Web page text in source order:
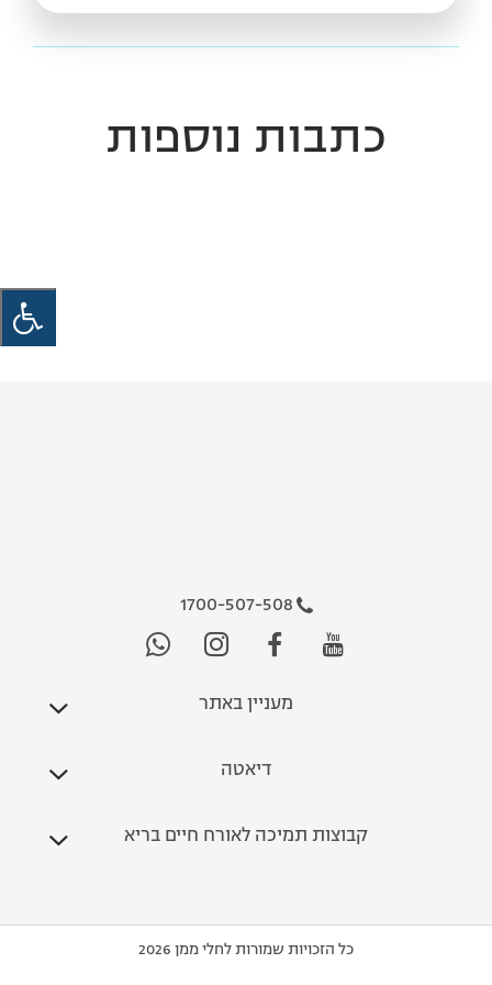
כתבות נוספות
1700-507-508
מעניין באתר
דיאטה
קבוצות תמיכה לאורח חיים בריא
כל הזכויות שמורות לחלי ממן 2026